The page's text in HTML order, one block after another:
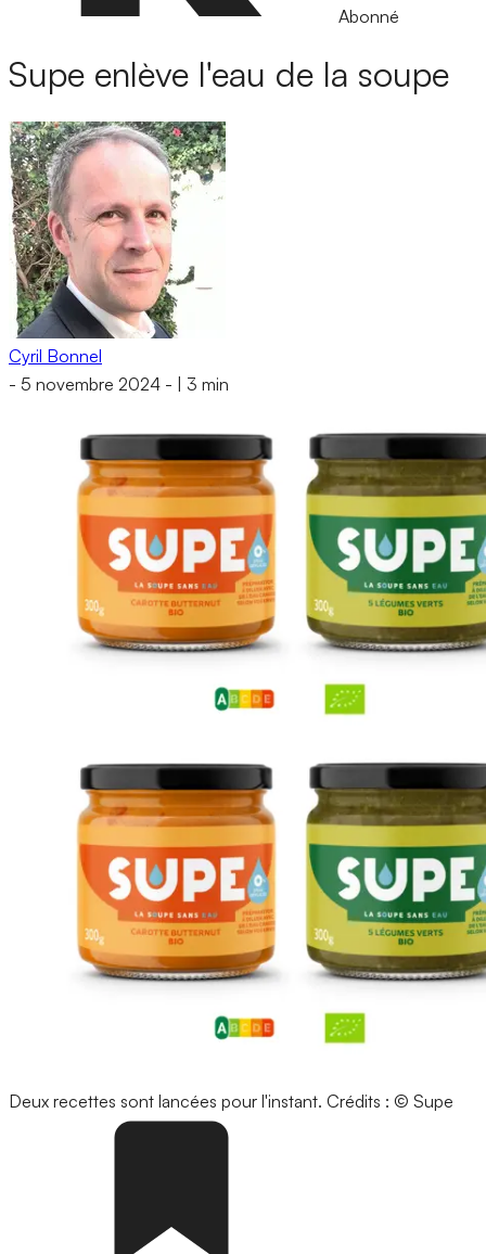
Abonné
Supe enlève l'eau de la soupe
Cyril Bonnel
- 5 novembre 2024 - 3 min
Deux recettes sont lancées pour l'instant. Crédits : © Supe